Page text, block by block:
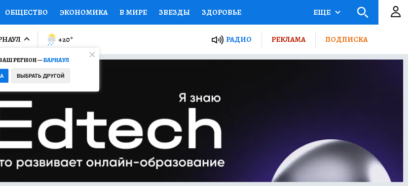
ОБЩЕСТВО ЭКОНОМИКА В МИРЕ ЗВЕЗДЫ ЗДОРОВЬЕ
ПРОИСШЕСТВИЯ НАЦИОНАЛЬНЫЕ ПРОЕКТЫ РОССИИ
МИР Я ЗНАЮ СЕМЬЯ ЖЕНСКИЕ СЕКРЕТЫ ПУТЕВОДИТЕЛЬ
СЕРИАЛЫ
КОЛЛЕКЦИИ КОНКУРСЫ ГИД ПОТРЕБИТЕЛЯ
ЕЩЕ
РЕГИОН —БАРНАУЛ
ВЫБРАТЬ ДРУГОЙ
+20° РАДИО РЕКЛАМА ПОДПИСКА